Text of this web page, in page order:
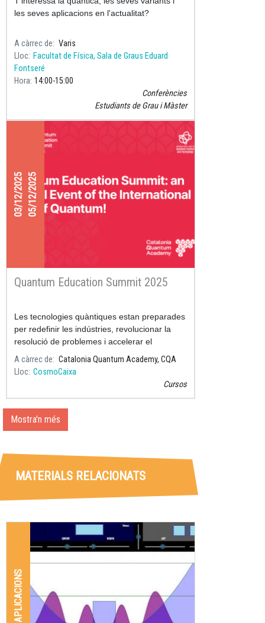
les seves aplicacions en l'actualitat?
A càrrec de
Varis
Lloc Facultat de Física, Sala de Graus Eduard
Fontseré
Hora 14:00 15:00
Conferències
Estudiants de Grau i Màster
03/12/202505/12/2025
Quantum Education Summit 2025
Les tecnologies quàntiques estan preparades
per redefinir les indústries, revolucionar la
resolució de problemes i accelerar el
descobriment científic.
A càrrec de
Catalonia Quantum Academy, CQA
Lloc CosmoCaixa
Cursos
Mostra'n més
MATERIALS RELACIONATS
APLICACIONS